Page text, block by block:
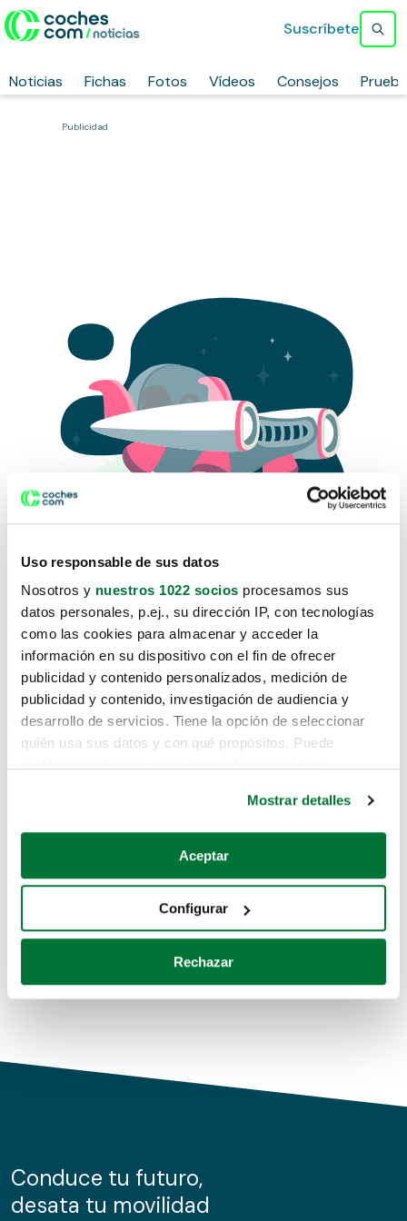
Uso responsable de sus datos
Nosotros y nuestros 1022 socios procesamos sus
datos personales, p.ej., su dirección IP, con tecnologías
como las cookies para almacenar y acceder la
información en su dispositivo con el fin de ofrecer
publicidad y contenido personalizados, medición de
publicidad y contenido, investigación de audiencia y
desarrollo de servicios. Tiene la opción de seleccionar
quién usa sus datos y con qué propósitos. Puede
Si lo permite, también quisiéramos:
Recopilar información sobre su ubicación geográfica
Identificar su dispositivo analizándolo activamente
para buscar características específicas (huellas
Obtenga más información sobre cómo se procesan sus
de cookies.
información sobre el uso que haga del sitio web con
nuestros partners de redes sociales, publicidad y análisis
Mostrar detalles
Aceptar
Configurar
Rechazar
Noticias Fichas Fotos Vídeos Consejos
Suscríbete
Publicidad
Lo sentimos, no sabemos como
te hemos traido hasta aquí.
Pero puedes encontrar el coche que estás
buscando en alguno de estos enlaces:
Coches de segunda mano
Coches de km0
Conduce tu futuro,
desata tu movilidad